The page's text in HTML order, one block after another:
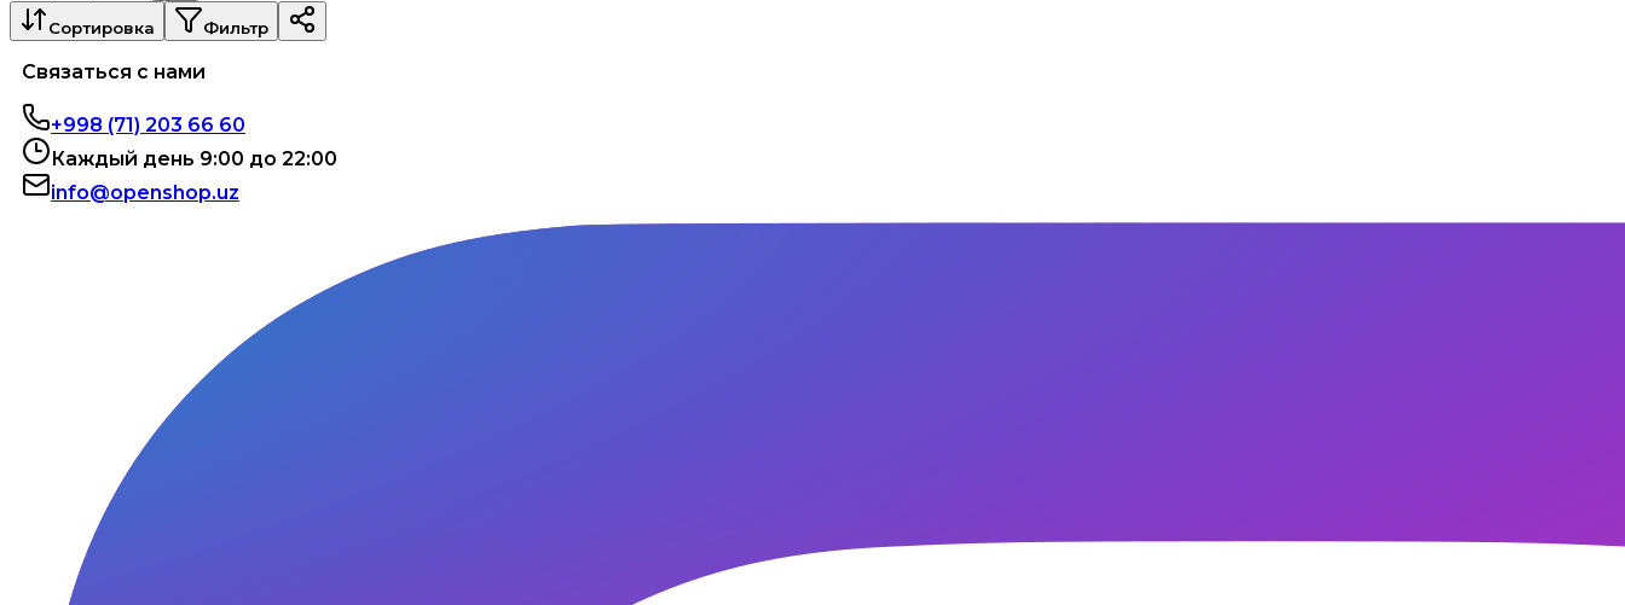
Сортировка Фильтр
Связаться с нами
+998 (71) 203 66 60
Каждый день 9:00 до 22:00
info@openshop.uz